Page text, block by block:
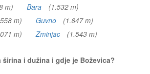
m) Bara
(1.532 m)
m) Guvno
(1.647 m)
m) Zminjac (1.543 m)
širina i dužina i gdje je Boževica?